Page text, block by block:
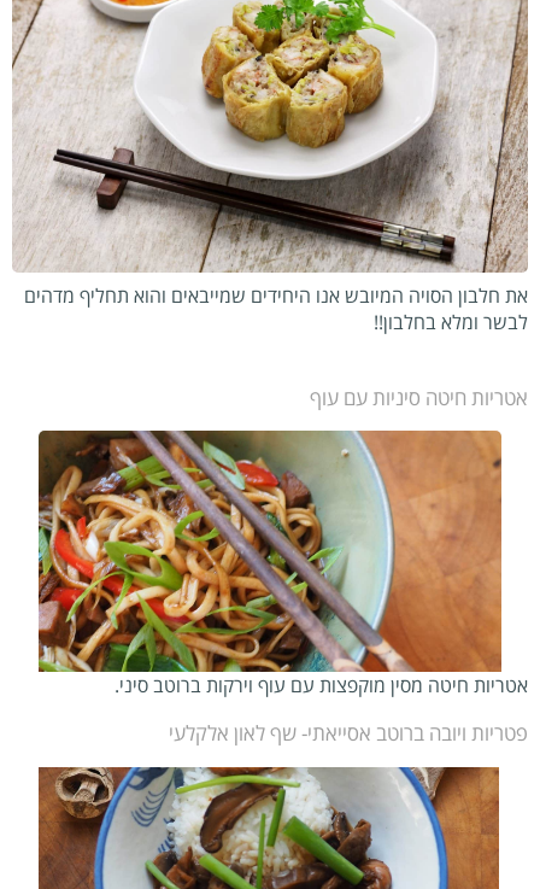
את חלבון הסויה המיובש אנו היחידים שמייבאים והוא תחליף מדהים
לבשר ומלא בחלבון!!
אטריות חיטה סיניות עם עוף
אטריות חיטה מסין מוקפצות עם עוף וירקות ברוטב סיני.
פטריות ויובה ברוטב אסייאתי- שף לאון אלקלעי